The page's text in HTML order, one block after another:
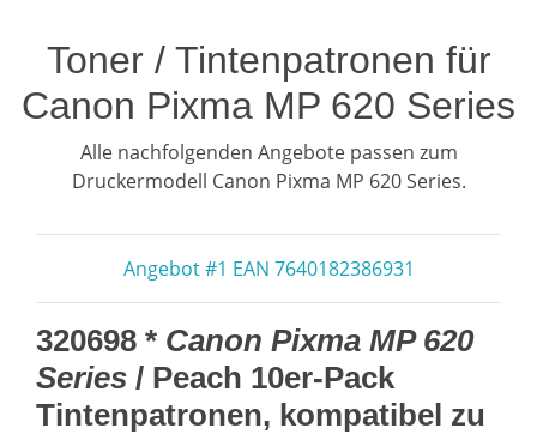
Toner / Tintenpatronen für
Canon Pixma MP 620 Series
Alle nachfolgenden Angebote passen zum
Druckermodell Canon Pixma MP 620 Series.
Angebot #1 EAN 7640182386931
320698 * Canon Pixma MP 620
Series / Peach 10er-Pack
Tintenpatronen, kompatibel zu